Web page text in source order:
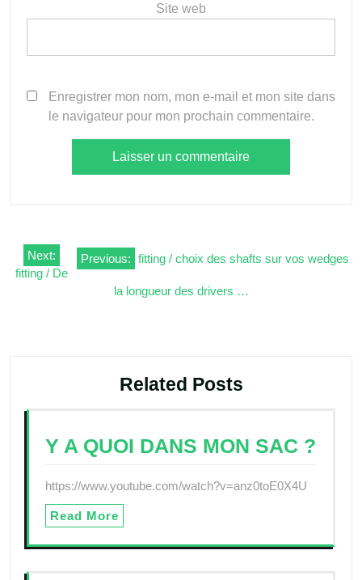
Site web
Enregistrer mon nom, mon e-mail et mon site dans
le navigateur pour mon prochain commentaire.
Navigation
de
Previous: fitting / choix des shafts sur vos wedges
Next:
fitting / De
la longueur des drivers …
Related Posts
Y A QUOI DANS MON SAC ?
https://www.youtube.com/watch?v=anz0toE0X4U
Read More